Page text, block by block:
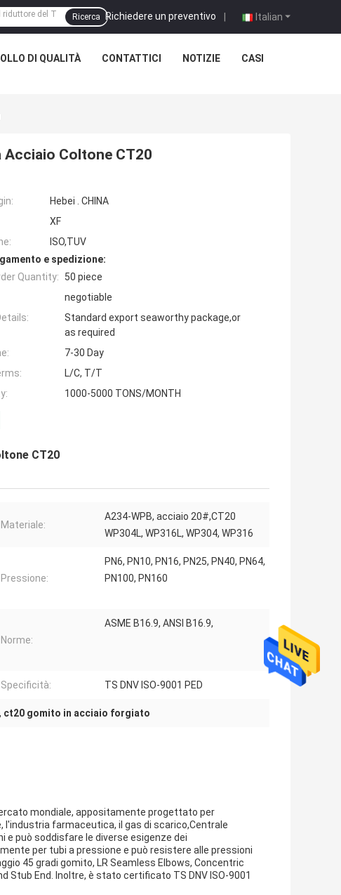
Italian
Richiedere un preventivo |
Ricerca
DI QUALITÀ CONTATTICI NOTIZIE CASI
Acciaio Coltone CT20
Hebei . CHINA
XF
ISO,TUV
e spedizione:
Quantity:
50 piece
negotiable
Standard export seaworthy package,or
as required
7-30 Day
L/C, T/T
1000-5000 TONS/MONTH
CT20
Materiale:
A234-WPB, acciaio 20#,CT20
WP304L, WP316L, WP304, WP316
Pressione:
PN6, PN10, PN16, PN25, PN40, PN64,
PN100, PN160
Norme:
ASME B16.9, ANSI B16.9,
Specificità: TS DNV ISO-9001 PED
, ct20 gomito in acciaio forgiato
mondiale, appositamente progettato per
l'industria farmaceutica, il gas di scarico,Centrale
può soddisfare le diverse esigenze dei
per tubi a pressione e può resistere alle pressioni
45 gradi gomito, LR Seamless Elbows, Concentric
Stub End. Inoltre, è stato certificato TS DNV ISO-9001